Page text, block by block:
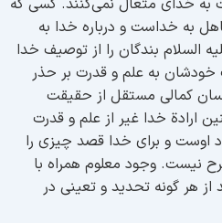
خدای متعال نمی‌کنند. کسی که
به خداست و درباره خدا به
السلام بندگان را از توصیف خدا
به علم و قدرت بر حذر
کمالی مستقل از حقیقت
خدا غیر از علم و قدرت
و برای خدا قصد چیزی را
وجود معلوم همراه با
هر گونه تحدید و تعینی در